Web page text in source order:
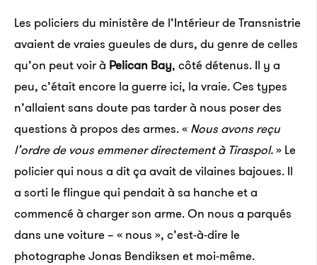
Les policiers du ministère de l’Intérieur de Transnistrie
avaient de vraies gueules de durs, du genre de celles
qu’on peut voir à Pelican Bay, côté détenus. Il y a
peu, c’était encore la guerre ici, la vraie. Ces types
n’allaient sans doute pas tarder à nous poser des
questions à propos des armes. « Nous avons reçu
l’ordre de vous emmener directement à Tiraspol.» Le
policier qui nous a dit ça avait de vilaines bajoues. Il
a sorti le flingue qui pendait à sa hanche et a
commencé à charger son arme. On nous a parqués
dans une voiture – « nous », c’est-à-dire le
photographe Jonas Bendiksen et moi-même.